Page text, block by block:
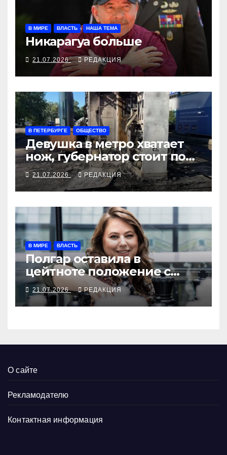
В МИРЕ ВЛАСТЬ НАША ТЕМА
Никарагуа больше
21.07.2026 РЕДАКЦИЯ
В ПЕТЕРБУРГЕ ОБЩЕСТВО
Девушка в метро хватает
нож, губернатор стоит под
иконой
21.07.2026 РЕДАКЦИЯ
В МИРЕ ВЛАСТЬ
Полгар оставила в
цейтноте положение с
венгерским
президентством
21.07.2026 РЕДАКЦИЯ
О сайте
Рекламодателю
Контактная информация